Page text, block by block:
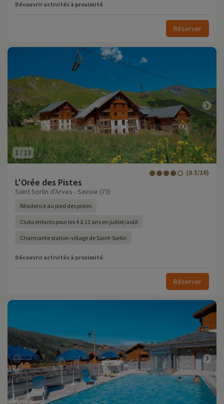
Découvrir activités à proximité
Réserver
1 /13
L'Orée des Pistes
(8.5/10)
Saint Sorlin d'Arves - Savoie (73)
Résidence au pied des pistes
Clubs enfants pour les 4 à 11 ans en juillet/août
Charmante station-village de Saint-Sorlin
Découvrir activités à proximité
Réserver